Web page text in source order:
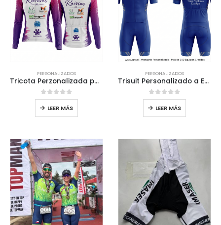
PERSONALIZADOS
Tricota Perzonalizada para el Team Raissas Arica
0out of 5
LEER MÁS
PERSONALIZADOS
Trisuit Personalizado a Empresa Team Rapanui
0out of 5
LEER MÁS